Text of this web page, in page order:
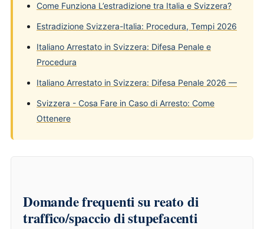
Come Funziona L’estradizione tra Italia e Svizzera?
Estradizione Svizzera-Italia: Procedura, Tempi 2026
Italiano Arrestato in Svizzera: Difesa Penale e
Procedura
Italiano Arrestato in Svizzera: Difesa Penale 2026 —
Svizzera - Cosa Fare in Caso di Arresto: Come
Ottenere
Domande frequenti su reato di
traffico/spaccio di stupefacenti